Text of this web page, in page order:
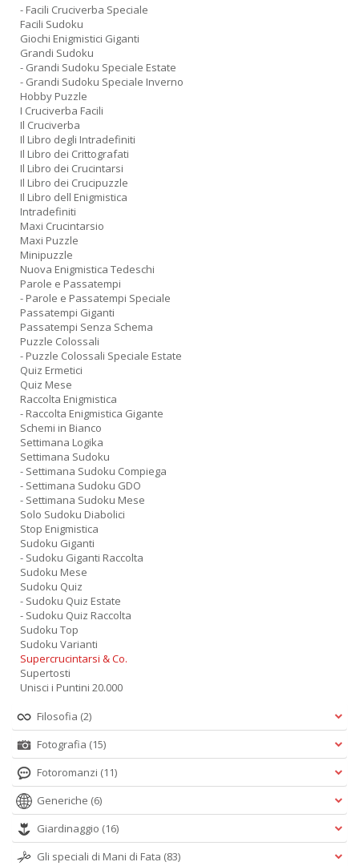
- Facili Cruciverba Speciale
Facili Sudoku
Giochi Enigmistici Giganti
Grandi Sudoku
- Grandi Sudoku Speciale Estate
- Grandi Sudoku Speciale Inverno
Hobby Puzzle
I Cruciverba Facili
Il Cruciverba
Il Libro degli Intradefiniti
Il Libro dei Crittografati
Il Libro dei Crucintarsi
Il Libro dei Crucipuzzle
Il Libro dell Enigmistica
Intradefiniti
Maxi Crucintarsio
Maxi Puzzle
Minipuzzle
Nuova Enigmistica Tedeschi
Parole e Passatempi
- Parole e Passatempi Speciale
Passatempi Giganti
Passatempi Senza Schema
Puzzle Colossali
- Puzzle Colossali Speciale Estate
Quiz Ermetici
Quiz Mese
Raccolta Enigmistica
- Raccolta Enigmistica Gigante
Schemi in Bianco
Settimana Logika
Settimana Sudoku
- Settimana Sudoku Compiega
- Settimana Sudoku GDO
- Settimana Sudoku Mese
Solo Sudoku Diabolici
Stop Enigmistica
Sudoku Giganti
- Sudoku Giganti Raccolta
Sudoku Mese
Sudoku Quiz
- Sudoku Quiz Estate
- Sudoku Quiz Raccolta
Sudoku Top
Sudoku Varianti
Supercrucintarsi & Co.
Supertosti
Unisci i Puntini 20.000
Filosofia (2)
Fotografia (15)
Fotoromanzi (11)
Generiche (6)
Giardinaggio (16)
Gli speciali di Mani di Fata (83)